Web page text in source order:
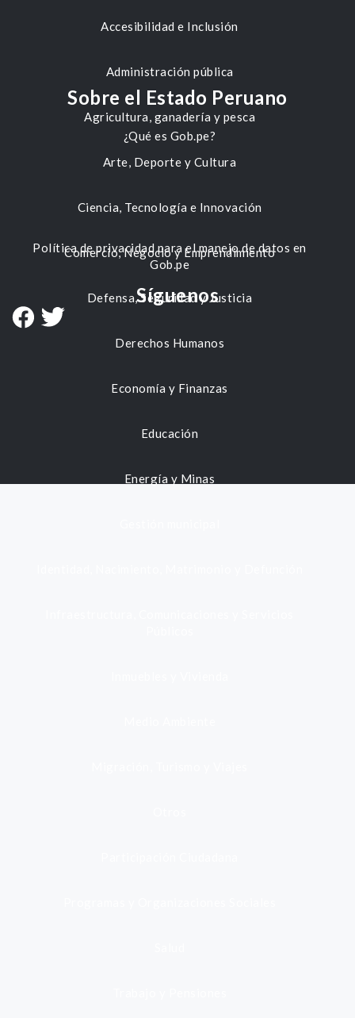
Accesibilidad e Inclusión
Administración pública
Agricultura, ganadería y pesca
Arte, Deporte y Cultura
Ciencia, Tecnología e Innovación
Comercio, Negocio y Emprendimiento
Defensa, Seguridad y Justicia
Derechos Humanos
Economía y Finanzas
Educación
Energía y Minas
Sobre el Estado Peruano
¿Qué es Gob.pe?
Política de privacidad para el manejo de datos en
Gob.pe
Síguenos